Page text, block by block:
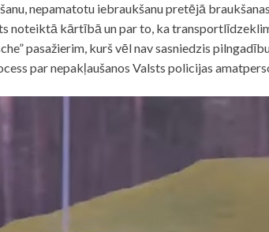
nepamatotu iebraukšanu pretējā
noteiktā kārtībā un par to, ka
pasažierim, kurš vēl nav sasniedzis
par nepakļaušanos Valsts policijas